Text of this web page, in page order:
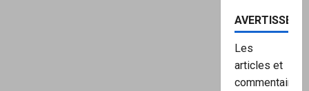
Les
articles et
commentaires